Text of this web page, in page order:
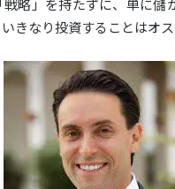
きなり投資することはオス